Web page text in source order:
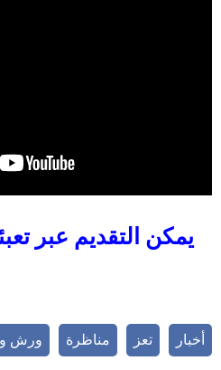
يمكن التقديم عبر
أخبار تعز مناظرة ورش